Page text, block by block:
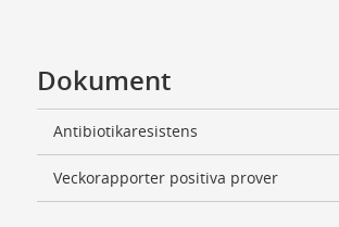
Dokument
Antibiotikaresistens
Veckorapporter positiva prover